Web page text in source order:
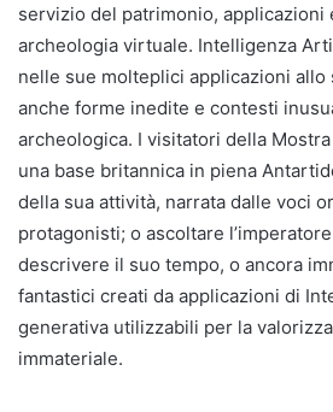
servizio del patrimonio, applicazioni
archeologia virtuale. Intelligenza
nelle sue molteplici applicazioni allo
anche forme inedite e contesti
archeologica. I visitatori della
una base britannica in piena
della sua attività, narrata dalle voci
protagonisti; o ascoltare
descrivere il suo tempo, o ancora
fantastici creati da applicazioni di
generativa utilizzabili per la
immateriale.